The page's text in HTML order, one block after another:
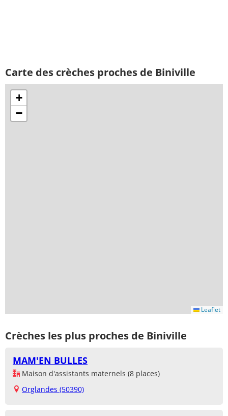
Carte des crèches proches de Biniville
+
−
Leaflet
Crèches les plus proches de Biniville
MAM'EN BULLES
Maison d'assistants maternels (8 places)
Orglandes (50390)